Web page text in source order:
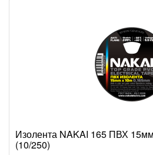
Изолента NAKAI 165 ПВХ
(10/250)